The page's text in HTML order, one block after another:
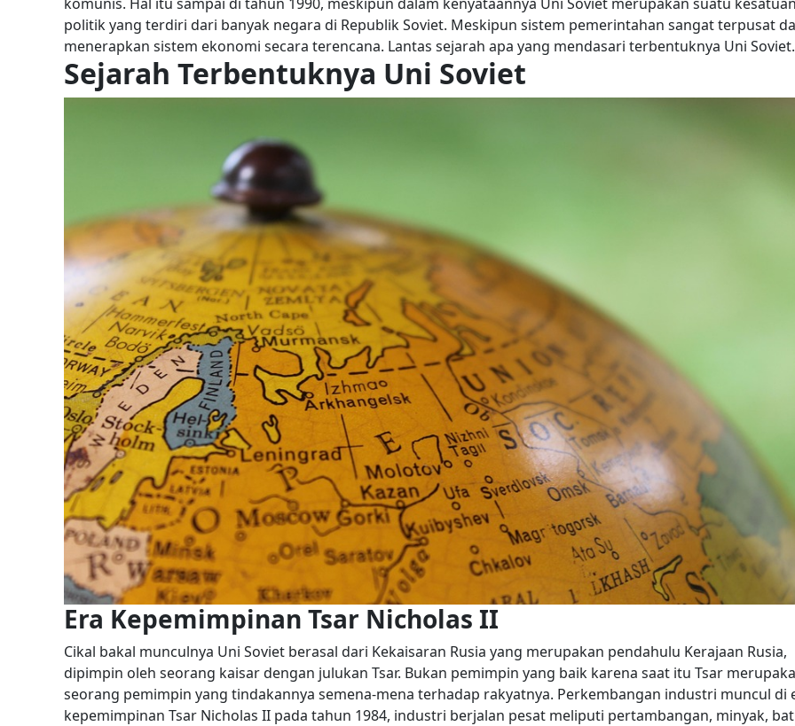
politik yang terdiri dari banyak negara di Republik Soviet. Meskipun sistem pemerintahan sangat terpusat
menerapkan sistem ekonomi secara terencana. Lantas sejarah apa yang mendasari terbentuknya Uni Soviet.
Sejarah Terbentuknya Uni Soviet
Era Kepemimpinan Tsar Nicholas II
Cikal bakal munculnya Uni Soviet berasal dari Kekaisaran Rusia yang merupakan pendahulu Kerajaan Rusia,
dipimpin oleh seorang kaisar dengan julukan Tsar. Bukan pemimpin yang baik karena saat itu Tsar
seorang pemimpin yang tindakannya semena-mena terhadap rakyatnya. Perkembangan industri muncul di
kepemimpinan Tsar Nicholas II pada tahun 1984, industri berjalan pesat meliputi pertambangan, minyak,